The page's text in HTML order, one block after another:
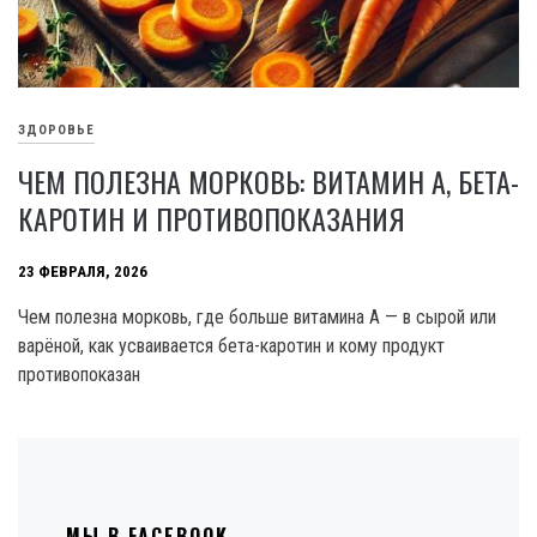
ЗДОРОВЬЕ
ЧЕМ ПОЛЕЗНА МОРКОВЬ: ВИТАМИН А, БЕТА-
КАРОТИН И ПРОТИВОПОКАЗАНИЯ
23 ФЕВРАЛЯ, 2026
Чем полезна морковь, где больше витамина А — в сырой или
варёной, как усваивается бета-каротин и кому продукт
противопоказан